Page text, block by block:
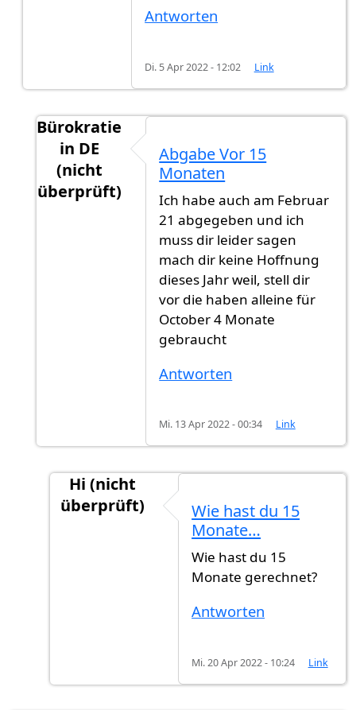
Antworten
Di. 5 Apr 2022 - 12:02 Link
Bürokratie
in DE
(nicht
überprüft)
Nein, ich habe in Februar…von
Abgabe Vor 15
Monaten
Ich habe auch am Februar
21 abgegeben und ich
muss dir leider sagen
mach dir keine Hoffnung
dieses Jahr weil, stell dir
vor die haben alleine für
October 4 Monate
gebraucht
Antworten
Mi. 13 Apr 2022 - 00:34 Link
Hi (nicht
überprüft)
Abgabe Vor 15 Monaten
Wie hast du 15
Monate…
Wie hast du 15
Monate gerechnet?
Antworten
Mi. 20 Apr 2022 - 10:24 Link